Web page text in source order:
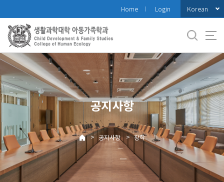
로
메
뉴
Home Login Korean
공지사항
> 공지사항 > 장학